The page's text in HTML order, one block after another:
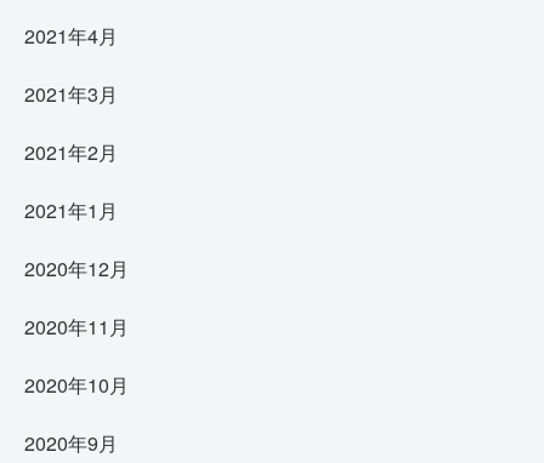
2021年4月
2021年3月
2021年2月
2021年1月
2020年12月
2020年11月
2020年10月
2020年9月